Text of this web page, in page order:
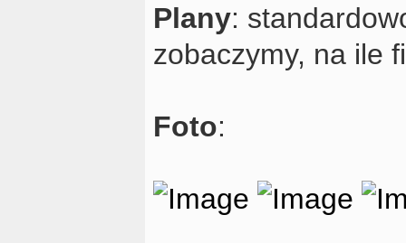
Plany:
zobaczymy, na ile
Foto: